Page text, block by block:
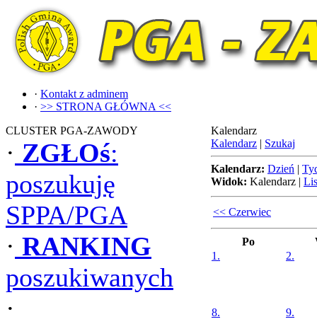
· Kontakt z adminem
· >> STRONA GŁÓWNA <<
CLUSTER PGA-ZAWODY
· ZGŁOś:
poszukuję
SPPA/PGA
· RANKING
poszukiwanych
·
Kalendarz
Kalendarz | Szukaj
Kalendarz: Dzień |
Widok: Kalendarz |
<< Czerwiec
Po
1.
2.
8. 9.